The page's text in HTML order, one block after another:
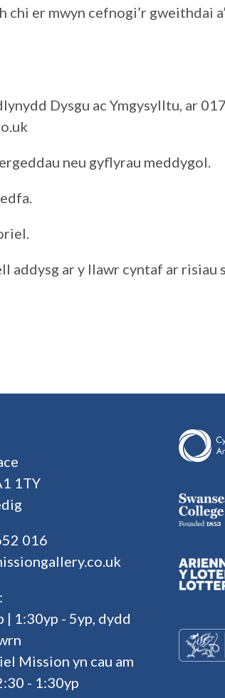
er mwyn cefnogi’r gweithdai
Dysgu ac Ymgysylltu, ar
neu gyflyrau meddygol.
addysg ar y llawr cyntaf ar risiau
1TY
016
| 1:30yp - 5yp, dydd
Mission yn cau am
- 1:30yp